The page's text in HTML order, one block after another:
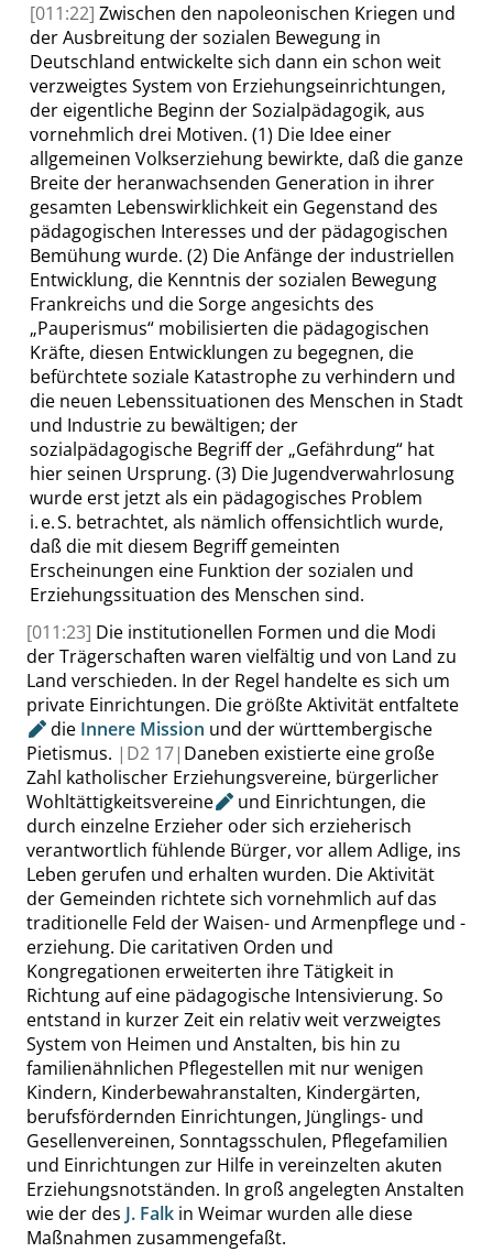
[011:22] Zwischen den napoleonischen Kriegen und
der Ausbreitung der sozialen Bewegung in
Deutschland entwickelte sich dann ein schon weit
verzweigtes System von Erziehungseinrichtungen,
der eigentliche Beginn der Sozialpädagogik, aus
vornehmlich drei Motiven. (1) Die Idee einer
allgemeinen Volkserziehung bewirkte, daß die ganze
Breite der heranwachsenden Generation in ihrer
gesamten Lebenswirklichkeit ein Gegenstand des
pädagogischen Interesses und der pädagogischen
Bemühung wurde. (2) Die Anfänge der industriellen
Entwicklung, die Kenntnis der sozialen Bewegung
Frankreichs und die Sorge angesichts des
„Pauperismus“ mobilisierten die pädagogischen
Kräfte, diesen Entwicklungen zu begegnen, die
befürchtete soziale Katastrophe zu verhindern und
die neuen Lebenssituationen des Menschen in Stadt
und Industrie zu bewältigen; der
sozialpädagogische Begriff der „Gefährdung“ hat
hier seinen Ursprung. (3) Die Jugendverwahrlosung
wurde erst jetzt als ein pädagogisches Problem
i. e. S. betrachtet, als nämlich offensichtlich wurde,
daß die mit diesem Begriff gemeinten
Erscheinungen eine Funktion der sozialen und
Erziehungssituation des Menschen sind.
[011:23] Die institutionellen Formen und die Modi
der Trägerschaften waren vielfältig und von Land zu
Land verschieden. In der Regel handelte es sich um
private Einrichtungen. Die größte Aktivität entfaltete
die Innere Mission und der württembergische
Pietismus. | D2 17| Daneben existierte eine große
Zahl katholischer Erziehungsvereine, bürgerlicher
Wohltättigkeitsvereine
und Einrichtungen, die
durch einzelne Erzieher oder sich erzieherisch
verantwortlich fühlende Bürger, vor allem Adlige, ins
Leben gerufen und erhalten wurden. Die Aktivität
der Gemeinden richtete sich vornehmlich auf das
traditionelle Feld der Waisen- und Armenpflege und -
erziehung. Die caritativen Orden und
Kongregationen erweiterten ihre Tätigkeit in
Richtung auf eine pädagogische Intensivierung. So
entstand in kurzer Zeit ein relativ weit verzweigtes
System von Heimen und Anstalten, bis hin zu
familienähnlichen Pflegestellen mit nur wenigen
Kindern, Kinderbewahranstalten, Kindergärten,
berufsfördernden Einrichtungen, Jünglings- und
Gesellenvereinen, Sonntagsschulen, Pflegefamilien
und Einrichtungen zur Hilfe in vereinzelten akuten
Erziehungsnotständen. In groß angelegten Anstalten
wie der des J. Falk in Weimar wurden alle diese
Maßnahmen zusammengefaßt.